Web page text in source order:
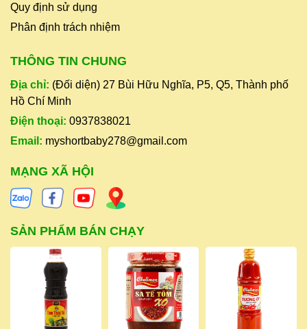
Quy định sử dụng
Phân định trách nhiệm
THÔNG TIN CHUNG
Địa chỉ: (Đối diện) 27 Bùi Hữu Nghĩa, P5, Q5, Thành phố
Hồ Chí Minh
Điện thoại: 0937838021
Email: myshortbaby278@gmail.com
MẠNG XÃ HỘI
SẢN PHẨM BÁN CHẠY